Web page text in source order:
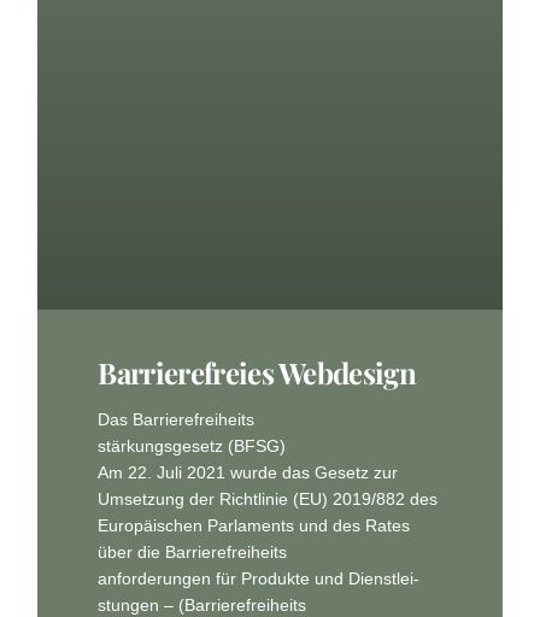
Bar­rie­re­frei­es Webdesign
Das Bar­rie­re­frei­heits
stär­kungs­ge­setz (BFSG)
Am 22. Juli 2021 wur­de das Gesetz zur
Umset­zung der Richt­li­nie (EU) 2019/882 des
Euro­päi­schen Par­la­ments und des Rates
über die Bar­rie­re­frei­heits
anfor­de­run­gen für Pro­duk­te und Dienst­lei­
stun­gen – (Bar­rie­re­frei­heits